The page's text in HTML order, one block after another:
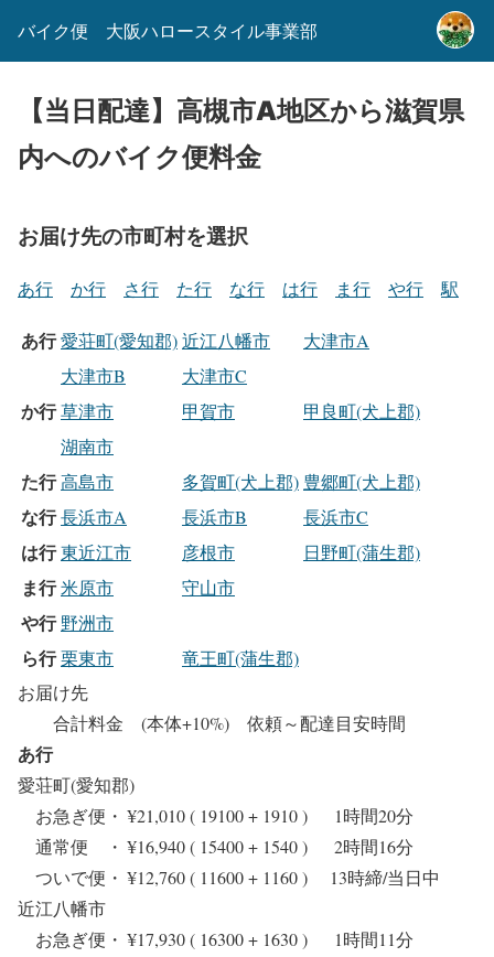
バイク便 大阪ハロースタイル事業部
【当日配達】高槻市A地区から滋賀県
内へのバイク便料金
お届け先の市町村を選択
あ行 か行 さ行 た行 な行 は行 ま行 や行 駅
あ行愛荘町(愛知郡)近江八幡市
大津市A
大津市B
大津市C
か行草津市 甲賀市
甲良町(犬上郡)
湖南市
た行高島市 多賀町(犬上郡) 豊郷町(犬上郡)
な行長浜市A 長浜市B 長浜市C
は行東近江市 彦根市 日野町(蒲生郡)
ま行米原市 守山市
や行野洲市
ら行栗東市
竜王町(蒲生郡)
お届け先
合計料金 (本体+10%) 依頼～配達目安時間
あ行
愛荘町(愛知郡)
お急ぎ便・ ¥21,010 ( 19100 + 1910 ) 1時間20分
通常便 ・ ¥16,940 ( 15400 + 1540 ) 2時間16分
ついで便・ ¥12,760 ( 11600 + 1160 ) 13時締/当日中
近江八幡市
お急ぎ便・ ¥17,930 ( 16300 + 1630 ) 1時間11分